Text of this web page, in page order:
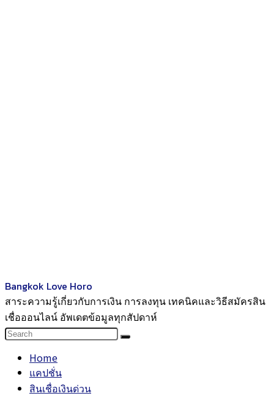
Bangkok Love Horo
สาระความรู้เกี่ยวกับการเงิน การลงทุน เทคนิคและวิธีสมัครสิน
เชื่อออนไลน์ อัพเดตข้อมูลทุกสัปดาห์
Home
แคปชั่น
สินเชื่อเงินด่วน